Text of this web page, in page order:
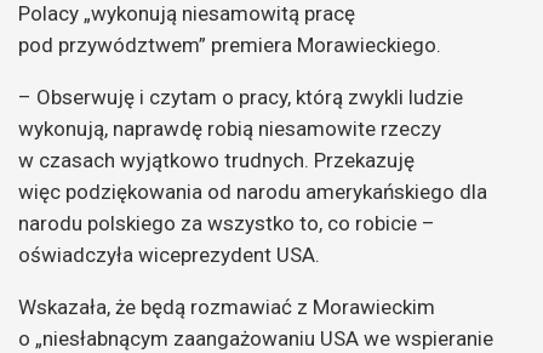
Polacy „wykonują niesamowitą pracę
pod przywództwem” premiera Morawieckiego.
– Obserwuję i czytam o pracy, którą zwykli ludzie
wykonują, naprawdę robią niesamowite rzeczy
w czasach wyjątkowo trudnych. Przekazuję
więc podziękowania od narodu amerykańskiego dla
narodu polskiego za wszystko to, co robicie –
oświadczyła wiceprezydent USA.
Wskazała, że będą rozmawiać z Morawieckim
o „niesłabnącym zaangażowaniu USA we wspieranie